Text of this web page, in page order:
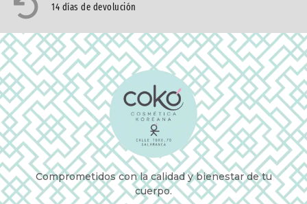
14 días de devolución
Comprometidos con la calidad y bienestar de tu
cuerpo.